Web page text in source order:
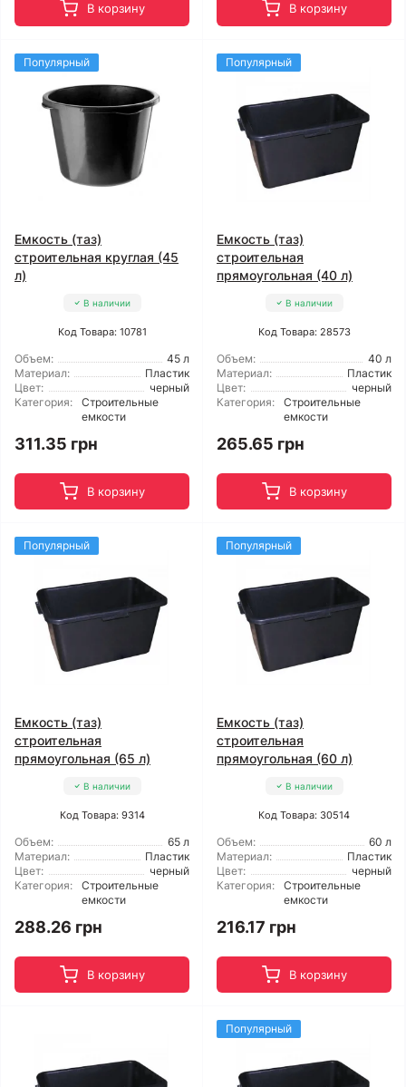
В корзину В корзину
Популярный
Емкость (таз)
строительная круглая (45
л)
В наличии
Код Товара: 10781
Объем:
45 л
Материал:
Пластик
Цвет:
черный
Категория:
Строительные
емкости
311.35 грн
В корзину
Популярный
Емкость (таз)
строительная
прямоугольная (40 л)
В наличии
Код Товара: 28573
Объем:
40 л
Материал:
Пластик
Цвет:
черный
Категория:
Строительные
емкости
265.65 грн
В корзину
Популярный
Емкость (таз)
строительная
прямоугольная (65 л)
В наличии
Код Товара: 9314
Объем:
65 л
Материал:
Пластик
Цвет:
черный
Категория:
Строительные
емкости
288.26 грн
В корзину
Популярный
Емкость (таз)
строительная
прямоугольная (60 л)
В наличии
Код Товара: 30514
Объем:
60 л
Материал:
Пластик
Цвет:
черный
Категория:
Строительные
емкости
216.17 грн
В корзину
Популярный